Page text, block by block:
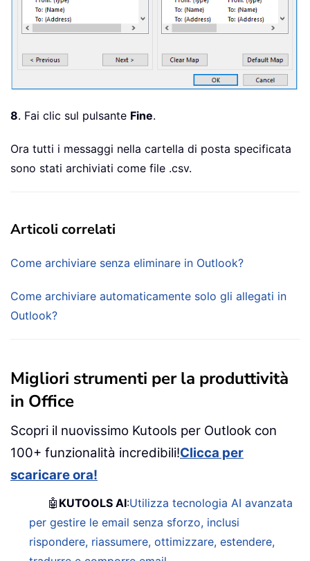
8. Fai clic sul pulsante Fine.
Ora tutti i messaggi nella cartella di posta specificata
sono stati archiviati come file .csv.
Articoli correlati
Come archiviare senza eliminare in Outlook?
Come archiviare automaticamente solo gli allegati in
Outlook?
Migliori strumenti per la produttività
in Office
Scopri il nuovissimo Kutools per Outlook con
100+ funzionalità incredibili!Clicca per
scaricare ora!
🤖 KUTOOLS AI:Utilizza tecnologia AI avanzata
per gestire le email senza sforzo, inclusi
rispondere, riassumere, ottimizzare, estendere,